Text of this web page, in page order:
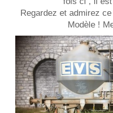
Regardez et admirez
Modèle !